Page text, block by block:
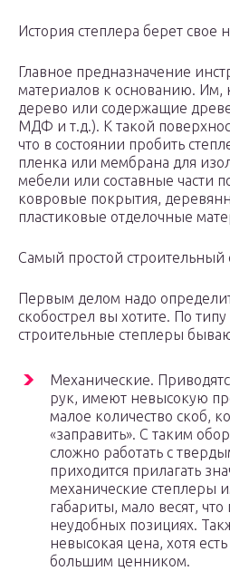
История степлера берет свое
Главное предназначение
материалов к основанию. Им,
дерево или содержащие
МДФ и т.д.). К такой
что в состоянии пробить
пленка или мембрана для
мебели или составные части
ковровые покрытия,
пластиковые отделочные
Самый простой строительный
Первым делом надо
скобострел вы хотите. По
строительные степлеры
Механические.
рук, имеют невысокую
малое количество скоб,
«заправить». С таким
сложно работать с
приходится прилагать
механические степлеры
габариты, мало весят, что
неудобных позициях.
невысокая цена, хотя
большим ценником.